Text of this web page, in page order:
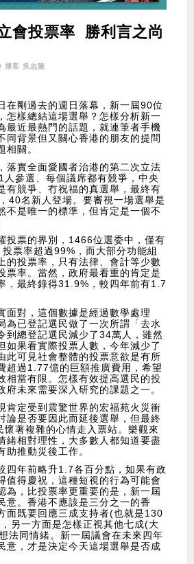
會投票率 勝利言之尚
博客 吳志隆
在剛過去的週日落幕，新一屆90位
怎樣總結這場選舉？怎樣分析新一
最近最熱門的話題，就連筆者手機
同背景但又關心香港的朋友的提問
相關。
落實全面愛國者治港的第二次立法
參選、每個議席都有競爭，中央
有競爭、冇祝福的真選舉，最終有
40名新人登場。要審視一場選舉是
不是唯一的標準，但肯定是一個不
投票的界別，1466位選委中，僅有
票率超過99%，而大部分功能組
的投票率，只有法律、會計等少數
票率。當然，政府最看重的肯定是
，最終錄得31.9%，較四年前有1.7
面對，這個數據是經過數學處理
為已登記選民做了一次所謂「去水
到總登記選民減少了34萬人，雖然
如果看實際投票人數，今年減少了
此可見社會整體的投票意欲是有所
超過1.77億的巨額推廣費用，希望
相當有限。怎樣有效提高選民的投
府未來需要深入研究的課題之一。
肯定受到震驚世界的宏福苑火災衝
論是否要因此而延後選舉，但最終
著複雜的心情走入票站。樂觀來
緒相對理性，大多數人都知道要盡
助推動災後工作。
四年前略升1.7各百分點，如果有政
值得慶祝，這種短視的行為可能會
為，比投票率更重要的是，新一屆
意。香港不應該是三分之一的香
面既要回應三成支持者(也就是130
另一方面是怎樣正視其他七成(大
法同情緒。新一屆議會在未來四年
意，才是決定今天這場選舉是否成